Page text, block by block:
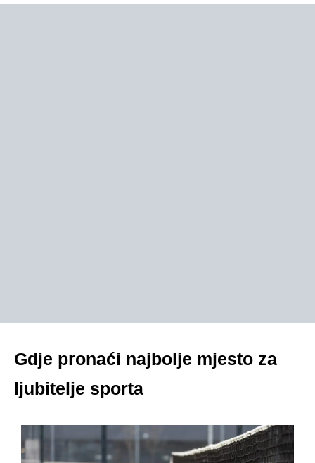
Gdje pronaći najbolje mjesto za
ljubitelje sporta